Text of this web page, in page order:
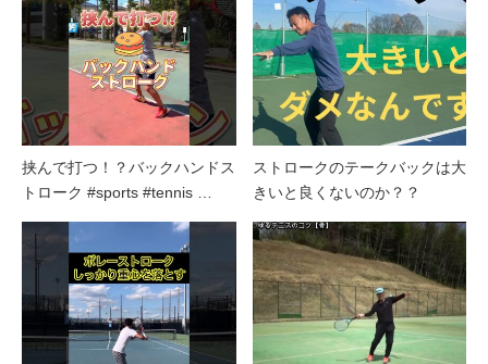
挟んで打つ！？バックハンドス
トローク #sports #tennis …
ストロークのテークバックは大
きいと良くないのか？？